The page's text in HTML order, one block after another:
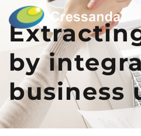
by
business